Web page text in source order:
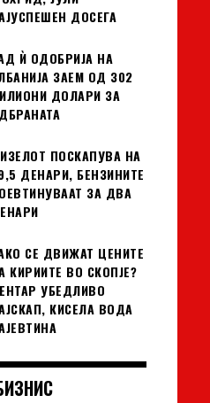
ДОСЕГА
Ѝ ОДОБРИЈА НА
ЗАЕМ ОД 302
ДОЛАРИ ЗА
ПОСКАПУВА НА
ДЕНАРИ, БЕНЗИНИТЕ
ЗА ДВА
СЕ ДВИЖАТ ЦЕНИТЕ
КИРИИТЕ ВО СКОПЈЕ?
УБЕДЛИВО
КИСЕЛА ВОДА